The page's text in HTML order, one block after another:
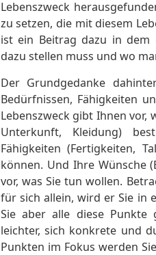
Lebenszweck
zu setzen, die mit diesem
ist ein Beitrag dazu in dem
dazu stellen muss und wo
Der Grundgedanke
Bedürfnissen, Fähigkeiten
Lebenszweck gibt Ihnen vor,
Unterkunft, Kleidung)
Fähigkeiten (Fertigkeiten,
können. Und Ihre Wünsche
vor, was Sie tun wollen.
für sich allein, wird er Sie in
Sie aber alle diese
leichter, sich konkrete und
Punkten im Fokus werden